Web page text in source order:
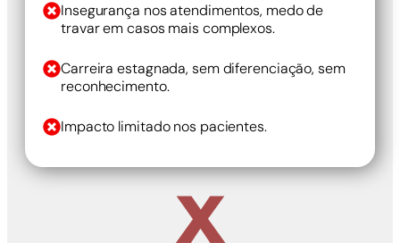
Insegurança nos atendimentos, medo de
travar em casos mais complexos.
Carreira estagnada, sem diferenciação, sem
reconhecimento.
Impacto limitado nos pacientes.
X